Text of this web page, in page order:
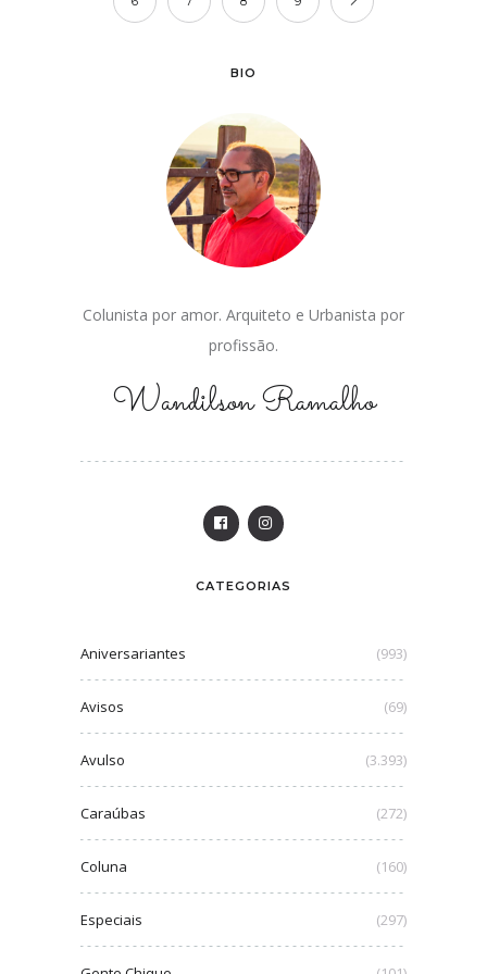
BIO
Colunista por amor. Arquiteto e Urbanista por
profissão.
Wandilson Ramalho
CATEGORIAS
Aniversariantes (993)
Avisos (69)
Avulso (3.393)
Caraúbas (272)
Coluna (160)
Especiais (297)